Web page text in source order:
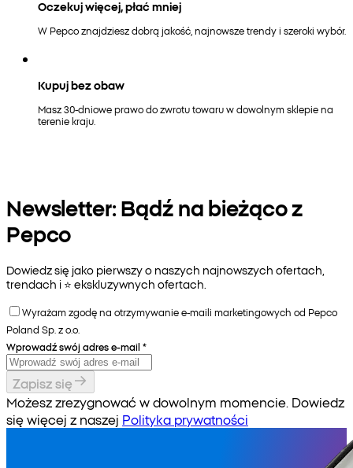
Oczekuj więcej, płać mniej
W Pepco znajdziesz dobrą jakość, najnowsze trendy i szeroki wybór.
Kupuj bez obaw
Masz 30-dniowe prawo do zwrotu towaru w dowolnym sklepie na
terenie kraju.
Newsletter: Bądź na bieżąco z
Pepco
Dowiedz się jako pierwszy o naszych najnowszych ofertach,
trendach i ⭐️ ekskluzywnych ofertach.
Wyrażam zgodę na otrzymywanie e-maili marketingowych od Pepco
Poland Sp. z o.o.
Wprowadź swój adres e-mail *
Zapisz się
Możesz zrezygnować w dowolnym momencie. Dowiedz
się więcej z naszej Polityka prywatności